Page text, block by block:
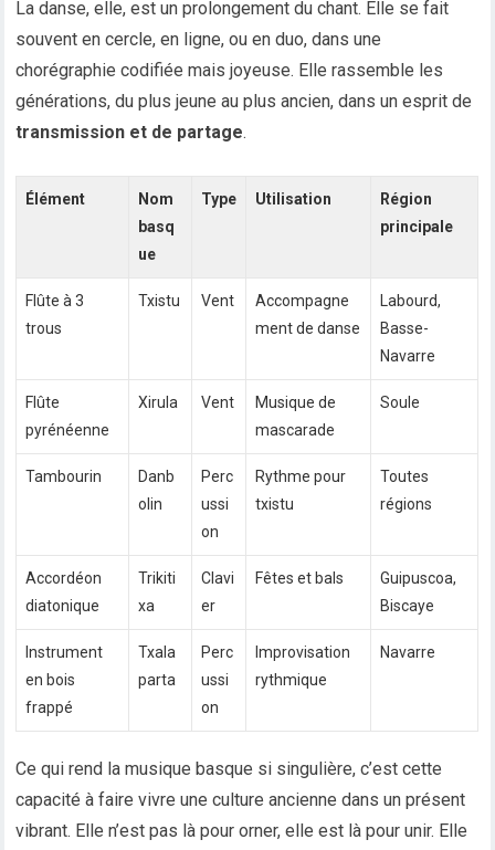
La danse, elle, est un prolongement du chant. Elle se fait
souvent en cercle, en ligne, ou en duo, dans une
chorégraphie codifiée mais joyeuse. Elle rassemble les
générations, du plus jeune au plus ancien, dans un esprit de
transmission et de partage.
Élément
Nom
basq
ue
Type Utilisation
Région
principale
Flûte à 3
trous
Txistu Vent
Accompagne
ment de danse
Labourd,
Basse-
Navarre
Flûte
pyrénéenne
Xirula Vent
Musique de
mascarade
Soule
Tambourin
Danb
olin
Perc
ussi
on
Rythme pour
txistu
Toutes
régions
Accordéon
diatonique
Trikiti
xa
Clavi
er
Fêtes et bals
Guipuscoa,
Biscaye
Instrument
en bois
frappé
Txala
parta
Perc
ussi
on
Improvisation
rythmique
Navarre
Ce qui rend la musique basque si singulière, c’est cette
capacité à faire vivre une culture ancienne dans un présent
vibrant. Elle n’est pas là pour orner, elle est là pour unir. Elle